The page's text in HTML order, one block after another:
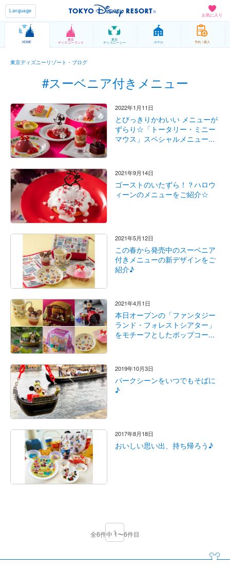
お気に入り
Language
HOME
東京
ディズニーランド
東京
ディズニーシー ホテル 予約 / 購入
東京ディズニーリゾート・ブログ
#スーベニア付きメニュー
2022年1月11日
とびっきりかわいい メニューが
ずらり☆「トータリー・ミニー
マウス」スペシャルメニュー...
2021年9月14日
ゴーストのいたずら！？ハロウ
ィーンのメニューをご紹介☆
2021年5月12日
この春から発売中のスーベニア
付きメニューの新デザインをご
紹介♪
2021年4月1日
本日オープンの「ファンタジー
ランド・フォレストシアター」
をモチーフとしたポップコー...
2019年10月3日
パークシーンをいつでもそばに
♪
2017年8月18日
おいしい思い出、持ち帰ろう♪
1
全6件中 1〜6件目